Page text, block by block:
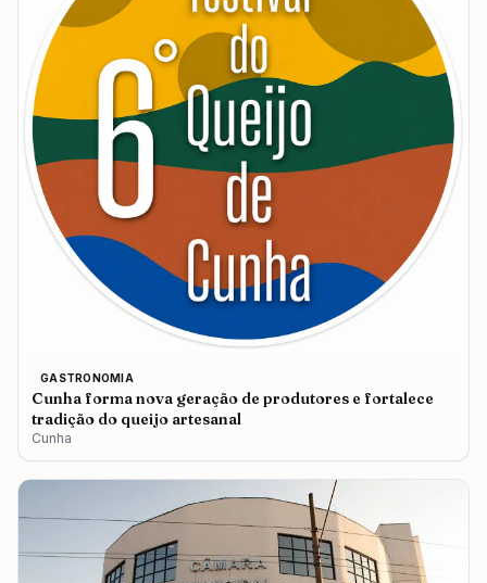
GASTRONOMIA
Cunha forma nova geração de produtores e fortalece
tradição do queijo artesanal
Cunha